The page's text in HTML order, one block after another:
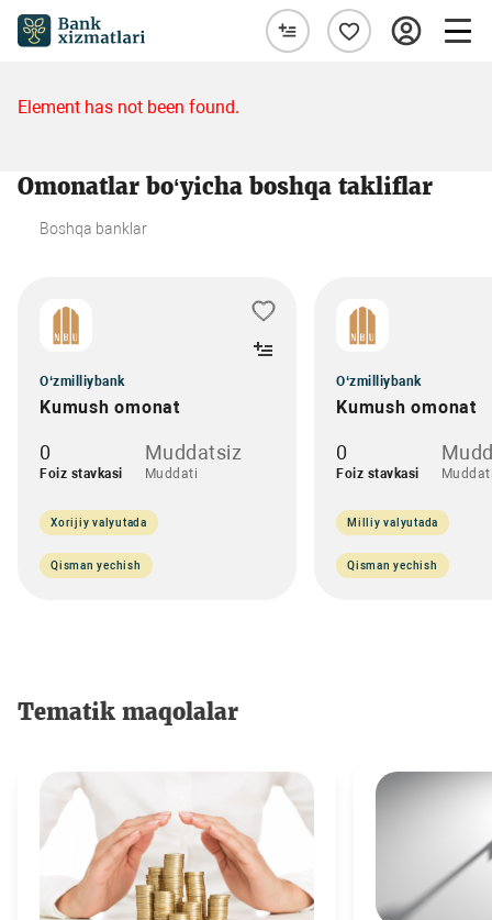
Element has not been found.
Omonatlar bo‘yicha boshqa takliflar
Boshqa banklar
O‘zmilliybank
Kumush omonat
0
Foiz stavkasi
Muddatsiz
Muddati
Xorijiy valyutada
Qisman yechish
O‘zmilliybank
Kumush omonat
0
Foiz stavkasi
Milliy valyutada
Qisman yechish
Tematik maqolalar